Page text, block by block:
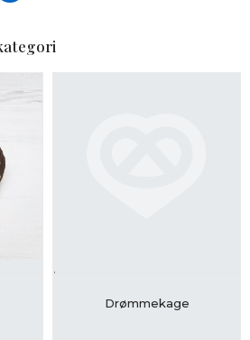
LÆG I KURV
.
Drømmekage